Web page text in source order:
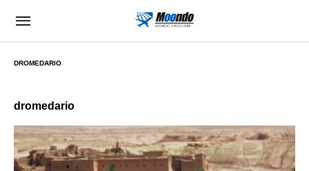
DROMEDARIO
dromedario